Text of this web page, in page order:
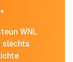
WNL
slechts